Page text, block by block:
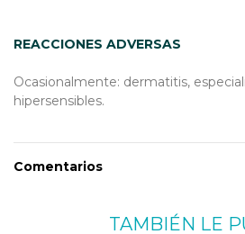
REACCIONES ADVERSAS
Ocasionalmente: dermatitis,
hipersensibles.
Comentarios
TAMBIÉN LE